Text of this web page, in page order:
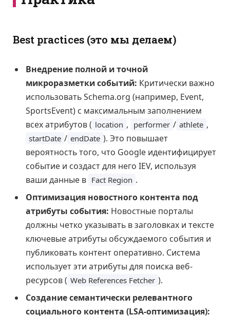
Best practices (это мы делаем)
Внедрение полной и точной
микроразметки событий: Критически важно
использовать Schema.org (например, Event,
SportsEvent) с максимальным заполнением
всех атрибутов ( location , performer / athlete ,
startDate / endDate ). Это повышает
вероятность того, что Google идентифицирует
событие и создаст для него IEV, используя
ваши данные в Fact Region .
Оптимизация новостного контента под
атрибуты события: Новостные порталы
должны четко указывать в заголовках и тексте
ключевые атрибуты обсуждаемого события и
публиковать контент оперативно. Система
использует эти атрибуты для поиска веб-
ресурсов ( Web References Fetcher ).
Создание семантически релевантного
социального контента (LSA-оптимизация):